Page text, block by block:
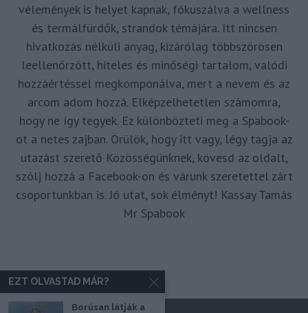
vélemények is helyet kapnak, fókuszálva a wellness
és termálfürdők, strandok témájára. Itt nincsen
hivatkozás nélküli anyag, kizárólag többszörösen
leellenőrzött, hiteles és minőségi tartalom, valódi
hozzáértéssel megkomponálva, mert a nevem és az
arcom adom hozzá. Elképzelhetetlen számomra,
hogy ne így tegyek. Ez különbözteti meg a Spabook-
ot a netes zajban. Örülök, hogy itt vagy, légy tagja az
utazást szerető Közösségünknek, kövesd az oldalt,
szólj hozzá a Facebook-on és várunk szeretettel zárt
csoportunkban is. Jó utat, sok élményt! Kassay Tamás
Mr Spabook
EZT OLVASTAD MÁR?
Borúsan látják a